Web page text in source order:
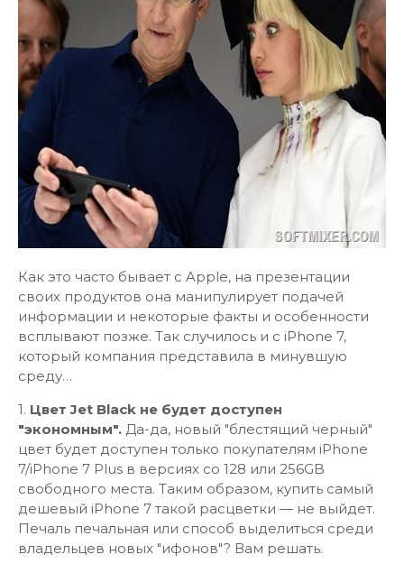
Как это часто бывает с Apple, на презентации
своих продуктов она манипулирует подачей
информации и некоторые факты и особенности
всплывают позже. Так случилось и с iPhone 7,
который компания представила в минувшую
среду…
1. Цвет Jet Black не будет доступен
"экономным". Да-да, новый "блестящий черный"
цвет будет доступен только покупателям iPhone
7/iPhone 7 Plus в версиях со 128 или 256GB
свободного места. Таким образом, купить самый
дешевый iPhone 7 такой расцветки — не выйдет.
Печаль печальная или способ выделиться среди
владельцев новых "ифонов"? Вам решать.